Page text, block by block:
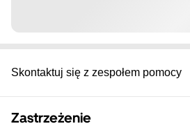
Skontaktuj się z zespołem pomocy
Zastrzeżenie